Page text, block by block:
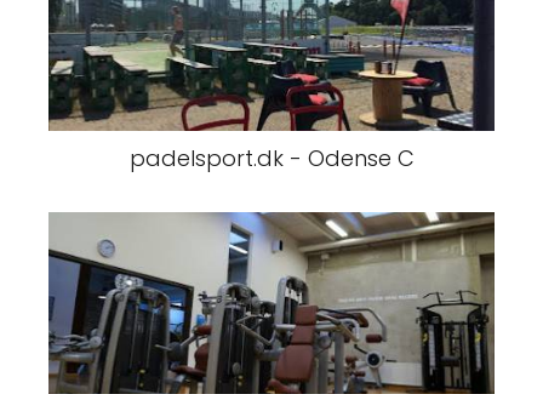
padelsport.dk - Odense C